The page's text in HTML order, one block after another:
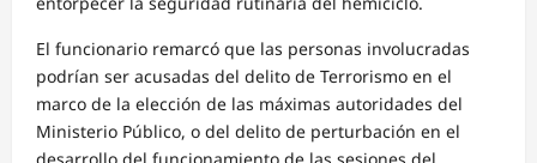
El funcionario remarcó que las personas involucradas
podrían ser acusadas del delito de Terrorismo en el
marco de la elección de las máximas autoridades del
Ministerio Público, o del delito de perturbación en el